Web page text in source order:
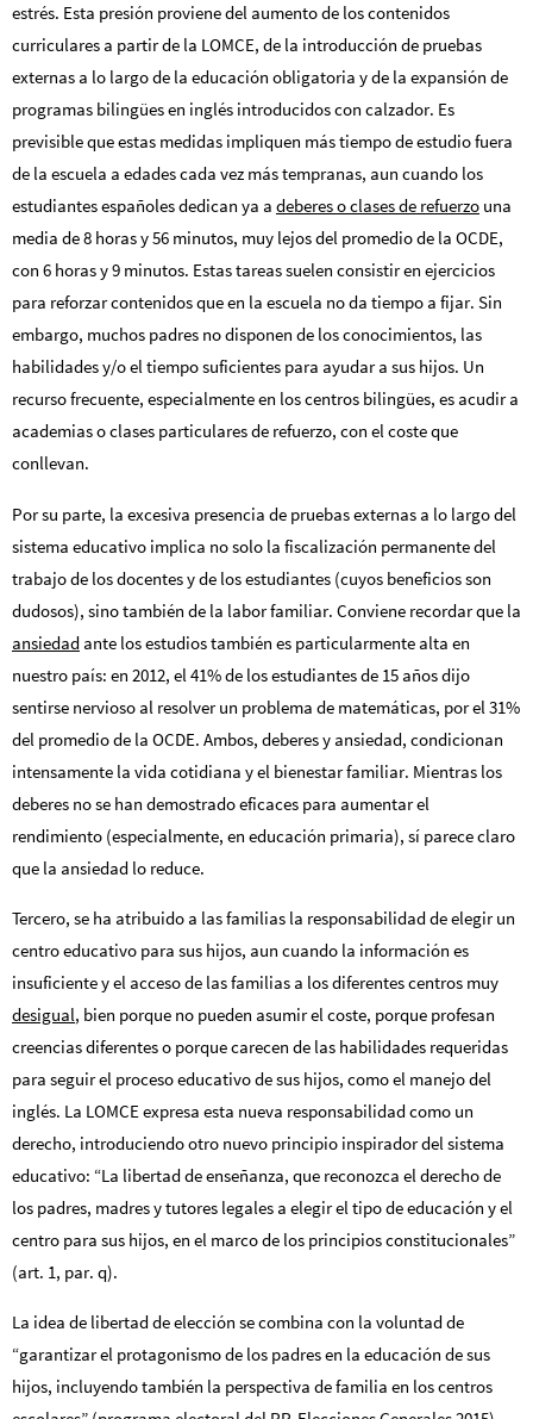
estrés. Esta presión proviene del aumento de los contenidos
curriculares a partir de la LOMCE, de la introducción de pruebas
externas a lo largo de la educación obligatoria y de la expansión de
programas bilingües en inglés introducidos con calzador. Es
previsible que estas medidas impliquen más tiempo de estudio fuera
de la escuela a edades cada vez más tempranas, aun cuando los
estudiantes españoles dedican ya a deberes o clases de refuerzo una
media de 8 horas y 56 minutos, muy lejos del promedio de la OCDE,
con 6 horas y 9 minutos. Estas tareas suelen consistir en ejercicios
para reforzar contenidos que en la escuela no da tiempo a fijar. Sin
embargo, muchos padres no disponen de los conocimientos, las
habilidades y/o el tiempo suficientes para ayudar a sus hijos. Un
recurso frecuente, especialmente en los centros bilingües, es acudir a
academias o clases particulares de refuerzo, con el coste que
conllevan.
Por su parte, la excesiva presencia de pruebas externas a lo largo del
sistema educativo implica no solo la fiscalización permanente del
trabajo de los docentes y de los estudiantes (cuyos beneficios son
dudosos), sino también de la labor familiar. Conviene recordar que la
ansiedad ante los estudios también es particularmente alta en
nuestro país: en 2012, el 41% de los estudiantes de 15 años dijo
sentirse nervioso al resolver un problema de matemáticas, por el 31%
del promedio de la OCDE. Ambos, deberes y ansiedad, condicionan
intensamente la vida cotidiana y el bienestar familiar. Mientras los
deberes no se han demostrado eficaces para aumentar el
rendimiento (especialmente, en educación primaria), sí parece claro
que la ansiedad lo reduce.
Tercero, se ha atribuido a las familias la responsabilidad de elegir un
centro educativo para sus hijos, aun cuando la información es
insuficiente y el acceso de las familias a los diferentes centros muy
desigual, bien porque no pueden asumir el coste, porque profesan
creencias diferentes o porque carecen de las habilidades requeridas
para seguir el proceso educativo de sus hijos, como el manejo del
inglés. La LOMCE expresa esta nueva responsabilidad como un
derecho, introduciendo otro nuevo principio inspirador del sistema
educativo: “La libertad de enseñanza, que reconozca el derecho de
los padres, madres y tutores legales a elegir el tipo de educación y el
centro para sus hijos, en el marco de los principios constitucionales”
(art. 1, par. q).
La idea de libertad de elección se combina con la voluntad de
“garantizar el protagonismo de los padres en la educación de sus
hijos, incluyendo también la perspectiva de familia en los centros